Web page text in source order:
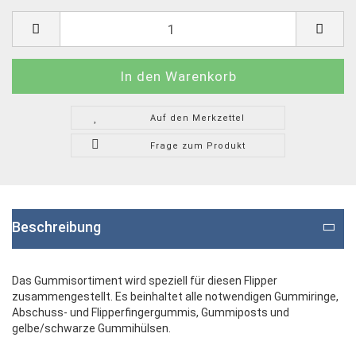
Auf den Merkzettel
Frage zum Produkt
Beschreibung
Das Gummisortiment wird speziell für diesen Flipper
zusammengestellt. Es beinhaltet alle notwendigen Gummiringe,
Abschuss- und Flipperfingergummis, Gummiposts und
gelbe/schwarze Gummihülsen.